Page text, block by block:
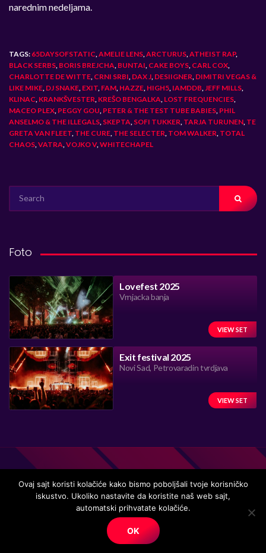
narednim nedeljama.
TAGS: 65DAYSOFSTATIC AMELIE LENS ARCTURUS ATHEIST RAP,
BLACK SERBS BORIS BREJCHA BUNTAI CAKE BOYS CARL COX
CHARLOTTE DE WITTE CRNI SRBI DAX J DESIIGNER DIMITRI VEGAS &
LIKE MIKE DJ SNAKE EXIT FAM HAZZE HIGH5 IAMDDB JEFF MILLS
KLINAC KRANKŠVESTER KREŠO BENGALKA LOST FREQUENCIES
MACEO PLEX PEGGY GOU PETER & THE TEST TUBE BABIES PHIL
ANSELMO & THE ILLEGALS SKEPTA SOFI TUKKER TARJA TURUNEN TE
GRETA VAN FLEET THE CURE THE SELECTER TOM WALKER TOTAL
CHAOS VATRA VOJKO V, WHITECHAPEL
FOR:
Foto
Lovefest 2025
Vrnjacka banja
VIEW SET
Exit festival 2025
Novi Sad, Petrovaradin tvrdjava
VIEW SET
Handmade in Serbia 15 years ago, while listening to the great
© Copyright. All right reserved.
Ovaj sajt koristi kolačiće kako bismo poboljšali tvoje korisničko
iskustvo. Ukoliko nastavite da koristite naš web sajt,
automatski prihvatate kolačiće.
OK